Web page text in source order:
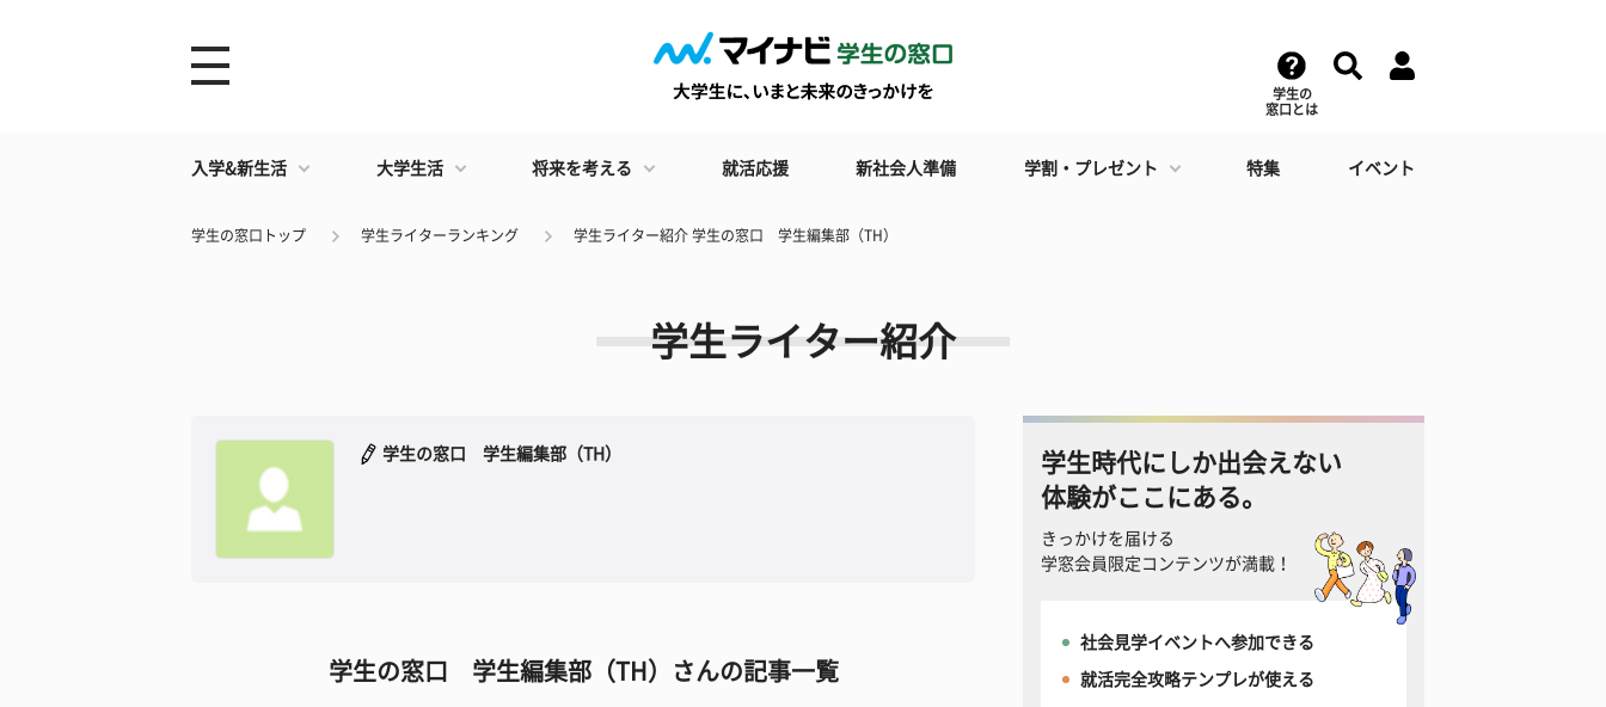
学生の
窓口とは
入学&新生活 大学生活 将来を考える 就活応援 新社会人準備 学割・プレゼント 特集 イベント
学生の窓口トップ 学生ライターランキング 学生ライター紹介 学生の窓口 学生編集部（TH）
学生ライター紹介
学生の窓口 学生編集部（TH）
学生の窓口 学生編集部（TH）さんの記事一覧
学生時代にしか出会えない
体験がここにある。
きっかけを届ける
学窓会員限定コンテンツが満載！
社会見学イベントへ参加できる
就活完全攻略テンプレが使える